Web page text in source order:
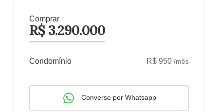
Comprar
R$ 3.290.000
Condomínio R$ 950 /mês
Converse por Whatsapp